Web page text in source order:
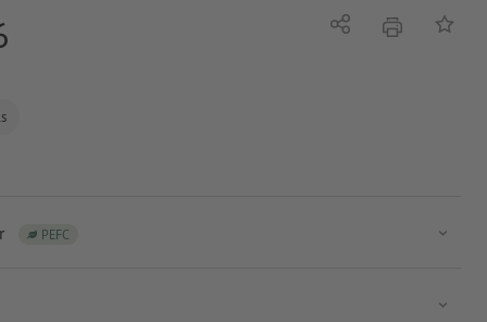
Teilen DruckenAuf
PEFC